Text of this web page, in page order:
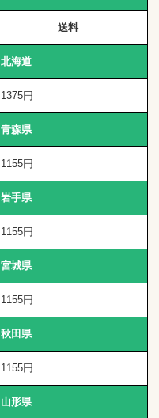
送料
北海道
1375円
青森県
1155円
岩手県
1155円
宮城県
1155円
秋田県
1155円
山形県